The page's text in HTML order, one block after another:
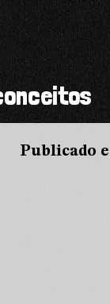
Publicado